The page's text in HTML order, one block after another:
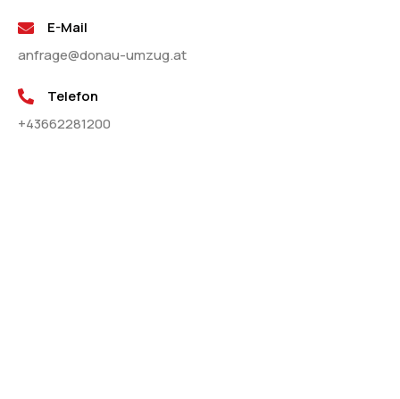
E-Mail
anfrage@donau-umzug.at
Telefon
+43662281200